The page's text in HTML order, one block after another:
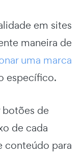
em sites
maneira de
uma marca
específico.
de
de cada
conteúdo para